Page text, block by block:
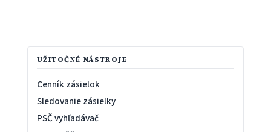
UŽITOČNÉ NÁSTROJE
Cenník zásielok
Sledovanie zásielky
PSČ vyhľadávač